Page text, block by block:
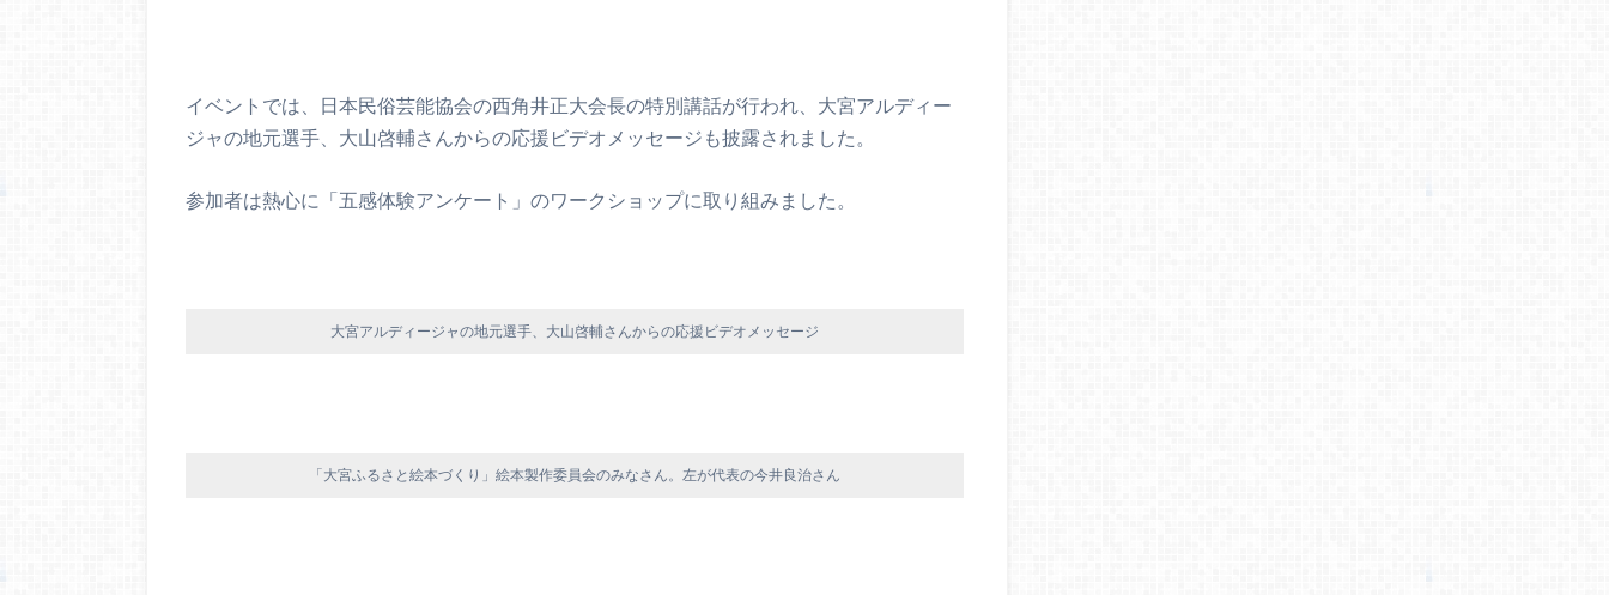
イベントでは、日本民俗芸能協会の西角井正大会長の特別講話が行われ、大宮アルディー
ジャの地元選手、大山啓輔さんからの応援ビデオメッセージも披露されました。
参加者は熱心に「五感体験アンケート」のワークショップに取り組みました。
大宮アルディージャの地元選手、大山啓輔さんからの応援ビデオメッセージ
「大宮ふるさと絵本づくり」絵本製作委員会のみなさん。左が代表の今井良治さん